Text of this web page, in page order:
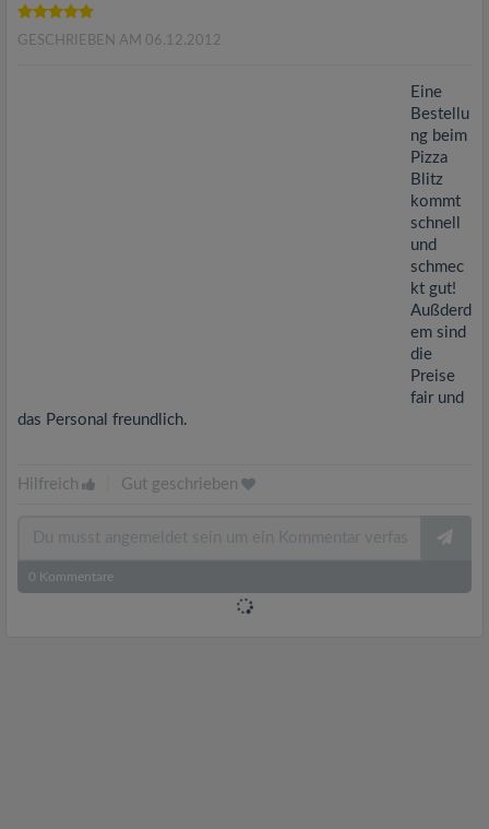
GESCHRIEBEN AM 06.12.2012
Eine
Bestellu
ng beim
Pizza
Blitz
kommt
schnell
und
schmec
kt gut!
Außderd
em sind
die
Preise
fair und
das Personal freundlich.
Hilfreich Gut geschrieben
0 Kommentare